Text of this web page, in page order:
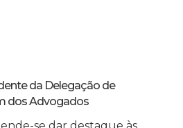
da Delegação de
dos Advogados
se dar destaque às